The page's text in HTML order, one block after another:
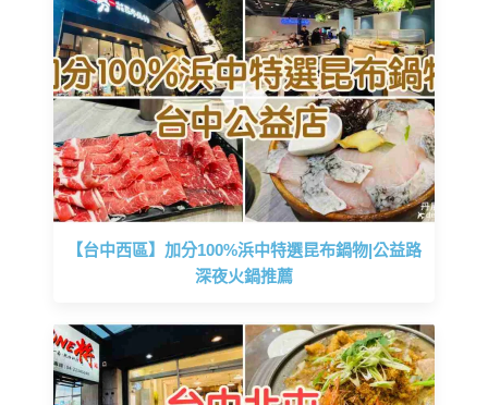
【台中西區】加分100%浜中特選昆布鍋物|公益路
深夜火鍋推薦